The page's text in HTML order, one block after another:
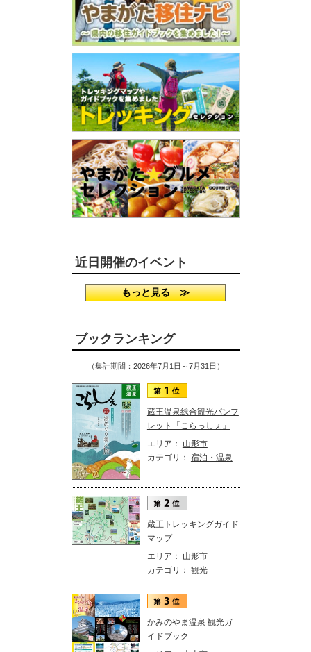
近日開催のイベント
もっと見る ≫
ブックランキング
（集計期間：2026年7月1日～7月31日）
蔵王温泉総合観光パンフ
レット「こらっしぇ」
エリア： 山形市
カテゴリ： 宿泊・温泉
蔵王トレッキングガイド
マップ
エリア： 山形市
カテゴリ： 観光
かみのやま温泉 観光ガ
イドブック